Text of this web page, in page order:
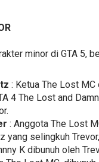
minor di GTA 5,
: Ketua The Lost MC
4 The Lost and
: Anggota The Lost
yang selingkuh
K dibunuh oleh